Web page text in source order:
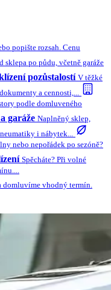
popište rozsah. Cenu
sklepa po půdu, včetně garáže
pozůstalostí V těžké
a cennosti,...
podle domluveného
garáže Naplněný sklep,
i nábytek...
nebo nepořádek po sezóně?
Spěcháte? Při volné
domluvíme vhodný termín.